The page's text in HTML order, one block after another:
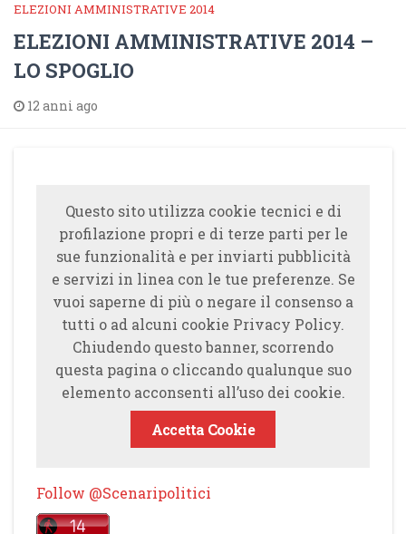
ELEZIONI AMMINISTRATIVE 2014
ELEZIONI AMMINISTRATIVE 2014 –
LO SPOGLIO
12 anni ago
Questo sito utilizza cookie tecnici e di
profilazione propri e di terze parti per le
sue funzionalità e per inviarti pubblicità
e servizi in linea con le tue preferenze. Se
vuoi saperne di più o negare il consenso a
tutti o ad alcuni cookie Privacy Policy.
Chiudendo questo banner, scorrendo
questa pagina o cliccando qualunque suo
elemento acconsenti all’uso dei cookie.
Accetta Cookie
Follow @Scenaripolitici